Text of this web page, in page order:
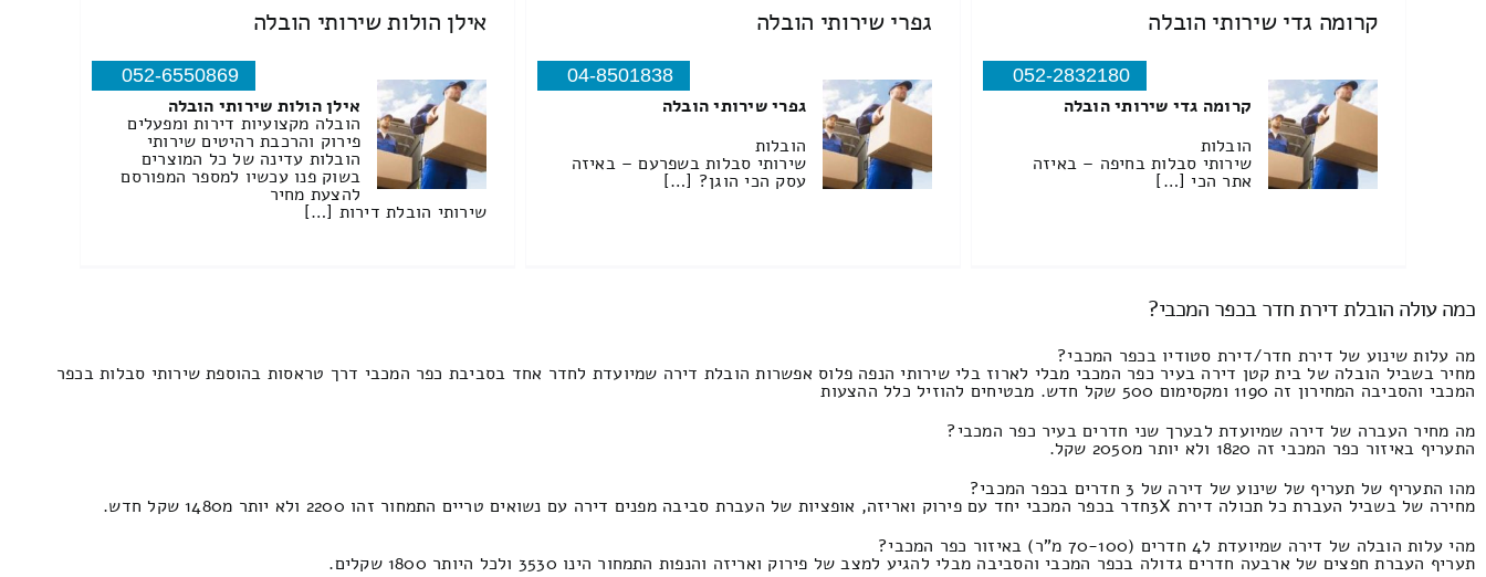
קרומה גדי שירותי הובלה
052-2832180
קרומה גדי שירותי הובלה
הובלות
שירותי סבלות בחיפה – באיזה
אתר הכי […]
גפרי שירותי הובלה
04-8501838
גפרי שירותי הובלה
הובלות
שירותי סבלות בשפרעם – באיזה
עסק הכי הוגן? […]
אילן הולות שירותי הובלה
052-6550869
אילן הולות שירותי הובלה
הובלה מקצועיות דירות ומפעלים
פירוק והרכבת רהיטים שירותי
הובלות עדינה של כל המוצרים
בשוק פנו עכשיו למספר המפורסם
להצעת מחיר
שירותי הובלת דירות […]
כמה עולה הובלת דירת חדר בכפר המכבי?
מה עלות שינוע של דירת חדר/דירת סטודיו בכפר המכבי?
מחיר בשביל הובלה של בית קטן דירה בעיר כפר המכבי מבלי לארוז בלי שירותי הנפה פלוס אפשרות הובלת דירה שמיועדת לחדר אחד בסביבת כפר המכבי דרך טראסות בהוספת שירותי סבלות בכפר
המכבי והסביבה המחירון זה 1190 ומקסימום 500 שקל חדש. מבטיחים להוזיל כלל ההצעות
מה מחיר העברה של דירה שמיועדת לבערך שני חדרים בעיר כפר המכבי?
התעריף באיזור כפר המכבי זה 1820 ולא יותר מ2050 שקל.
מהו התעריף של תעריף של שינוע של דירה של 3 חדרים בכפר המכבי?
מחירה של בשביל העברת כל תכולה דירת 3Xחדר בכפר המכבי יחד עם פירוק ואריזה, אופציות של העברת סביבה מפנים דירה עם נשואים טריים התמחור זהו 2200 ולא יותר מ1480 שקל חדש.
מהי עלות הובלה של דירה שמיועדת ל4 חדרים (70-100 מ"ר) באיזור כפר המכבי?
תעריף העברת חפצים של ארבעה חדרים גדולה בכפר המכבי והסביבה מבלי להגיע למצב של פירוק ואריזה והנפות התמחור הינו 3530 ולכל היותר 1800 שקלים.